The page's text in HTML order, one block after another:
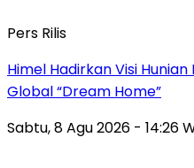
Pers Rilis
Himel Hadirkan Visi
Global “Dream Home”
Sabtu, 8 Agu 2026 - 14:26